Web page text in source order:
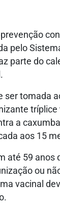
pelo
parte do
ser tomada
tríplice
a
aos 15
até 59 anos
ou
vacinal